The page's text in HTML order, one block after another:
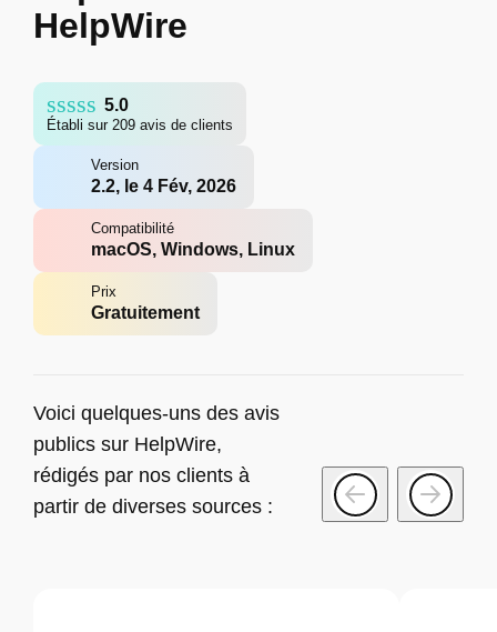
HelpWire
5.0
Établi sur 209 avis de clients
Version
2.2, le 4 Fév, 2026
Compatibilité
macOS, Windows, Linux
Prix
Gratuitement
Voici quelques-uns des avis
publics sur HelpWire,
rédigés par nos clients à
partir de diverses sources :